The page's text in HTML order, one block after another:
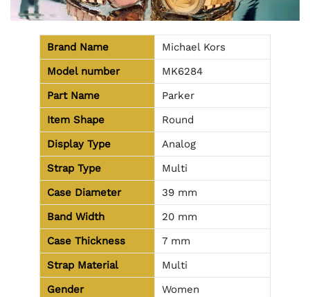
Brand Name
Michael Kors
Model number
MK6284
Part Name
Parker
Item Shape
Round
Display Type
Analog
Strap Type
Multi
Case Diameter
39 mm
Band Width
20 mm
Case Thickness
7 mm
Strap Material
Multi
Gender
Women